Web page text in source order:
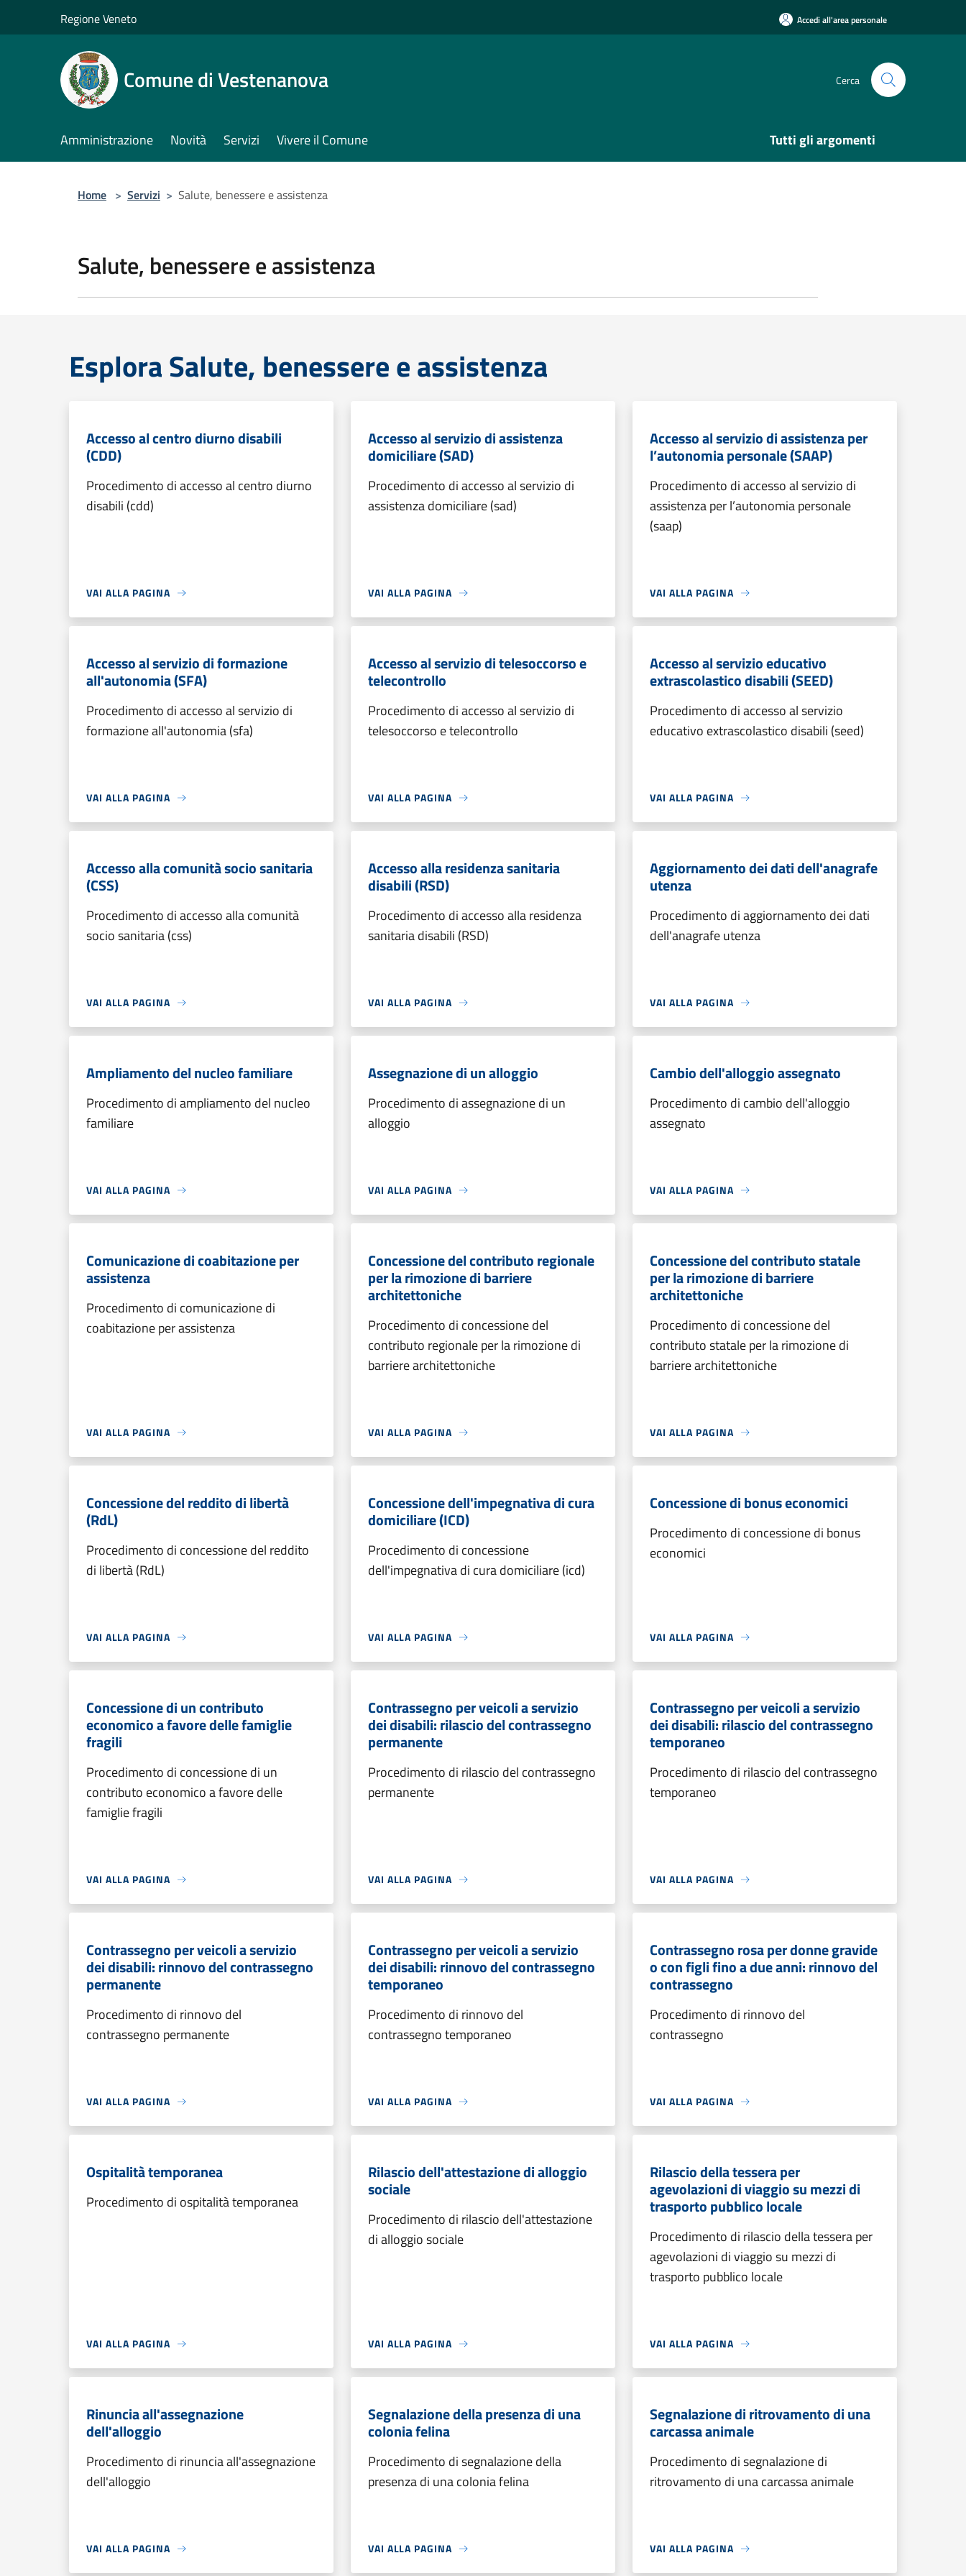
Regione Veneto Accedi all'area personale
Comune di Vestenanova Cerca
Amministrazione Novità Servizi Vivere il Comune Tutti gli argomenti
Home > Servizi > Salute, benessere e assistenza
Salute, benessere e assistenza
Esplora Salute, benessere e assistenza
Accesso al centro diurno disabili
(CDD)
Procedimento di accesso al centro diurno
disabili (cdd)
VAI ALLA PAGINA
Accesso al servizio di assistenza
domiciliare (SAD)
Procedimento di accesso al servizio di
assistenza domiciliare (sad)
VAI ALLA PAGINA
Accesso al servizio di assistenza per
l’autonomia personale (SAAP)
Procedimento di accesso al servizio di
assistenza per l’autonomia personale
(saap)
VAI ALLA PAGINA
Accesso al servizio di formazione
all'autonomia (SFA)
Procedimento di accesso al servizio di
formazione all'autonomia (sfa)
VAI ALLA PAGINA
Accesso al servizio di telesoccorso e
telecontrollo
Procedimento di accesso al servizio di
telesoccorso e telecontrollo
VAI ALLA PAGINA
Accesso al servizio educativo
extrascolastico disabili (SEED)
Procedimento di accesso al servizio
educativo extrascolastico disabili (seed)
VAI ALLA PAGINA
Accesso alla comunità socio sanitaria
(CSS)
Procedimento di accesso alla comunità
socio sanitaria (css)
VAI ALLA PAGINA
Accesso alla residenza sanitaria
disabili (RSD)
Procedimento di accesso alla residenza
sanitaria disabili (RSD)
VAI ALLA PAGINA
Aggiornamento dei dati dell'anagrafe
utenza
Procedimento di aggiornamento dei dati
dell'anagrafe utenza
VAI ALLA PAGINA
Ampliamento del nucleo familiare
Procedimento di ampliamento del nucleo
familiare
VAI ALLA PAGINA
Assegnazione di un alloggio
Procedimento di assegnazione di un
alloggio
VAI ALLA PAGINA
Cambio dell'alloggio assegnato
Procedimento di cambio dell'alloggio
assegnato
VAI ALLA PAGINA
Comunicazione di coabitazione per
assistenza
Procedimento di comunicazione di
coabitazione per assistenza
VAI ALLA PAGINA
Concessione del contributo regionale
per la rimozione di barriere
architettoniche
Procedimento di concessione del
contributo regionale per la rimozione di
barriere architettoniche
VAI ALLA PAGINA
Concessione del contributo statale
per la rimozione di barriere
architettoniche
Procedimento di concessione del
contributo statale per la rimozione di
barriere architettoniche
VAI ALLA PAGINA
Concessione del reddito di libertà
(RdL)
Procedimento di concessione del reddito
di libertà (RdL)
VAI ALLA PAGINA
Concessione dell'impegnativa di cura
domiciliare (ICD)
Procedimento di concessione
dell'impegnativa di cura domiciliare (icd)
VAI ALLA PAGINA
Concessione di bonus economici
Procedimento di concessione di bonus
economici
VAI ALLA PAGINA
Concessione di un contributo
economico a favore delle famiglie
fragili
Procedimento di concessione di un
contributo economico a favore delle
famiglie fragili
VAI ALLA PAGINA
Contrassegno per veicoli a servizio
dei disabili: rilascio del contrassegno
permanente
Procedimento di rilascio del contrassegno
permanente
VAI ALLA PAGINA
Contrassegno per veicoli a servizio
dei disabili: rilascio del contrassegno
temporaneo
Procedimento di rilascio del contrassegno
temporaneo
VAI ALLA PAGINA
Contrassegno per veicoli a servizio
dei disabili: rinnovo del contrassegno
permanente
Procedimento di rinnovo del
contrassegno permanente
VAI ALLA PAGINA
Contrassegno per veicoli a servizio
dei disabili: rinnovo del contrassegno
temporaneo
Procedimento di rinnovo del
contrassegno temporaneo
VAI ALLA PAGINA
Contrassegno rosa per donne gravide
o con figli fino a due anni: rinnovo del
contrassegno
Procedimento di rinnovo del
contrassegno
VAI ALLA PAGINA
Ospitalità temporanea
Procedimento di ospitalità temporanea
VAI ALLA PAGINA
Rilascio dell'attestazione di alloggio
sociale
Procedimento di rilascio dell'attestazione
di alloggio sociale
VAI ALLA PAGINA
Rilascio della tessera per
agevolazioni di viaggio su mezzi di
trasporto pubblico locale
Procedimento di rilascio della tessera per
agevolazioni di viaggio su mezzi di
trasporto pubblico locale
VAI ALLA PAGINA
Rinuncia all'assegnazione
dell'alloggio
Procedimento di rinuncia all'assegnazione
dell'alloggio
VAI ALLA PAGINA
Segnalazione della presenza di una
colonia felina
Procedimento di segnalazione della
presenza di una colonia felina
VAI ALLA PAGINA
Segnalazione di ritrovamento di una
carcassa animale
Procedimento di segnalazione di
ritrovamento di una carcassa animale
VAI ALLA PAGINA